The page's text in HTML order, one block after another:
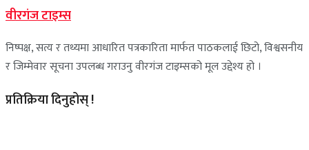
वीरगंज टाइम्स
निष्पक्ष, सत्य र तथ्यमा आधारित पत्रकारिता मार्फत पाठकलाई छिटो, विश्वसनीय
र जिम्मेवार सूचना उपलब्ध गराउनु वीरगंज टाइम्सको मूल उद्देश्य हो ।
प्रतिक्रिया दिनुहोस् !